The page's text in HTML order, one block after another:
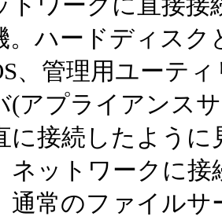
。ハードディス
、管理用ユーテ
(アプライアンス
に接続したよう
ネットワークに
通常のファイル